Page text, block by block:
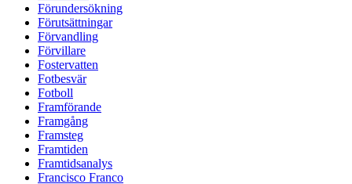
Förundersökning
Förutsättningar
Förvandling
Förvillare
Fostervatten
Fotbesvär
Fotboll
Framförande
Framgång
Framsteg
Framtiden
Framtidsanalys
Francisco Franco